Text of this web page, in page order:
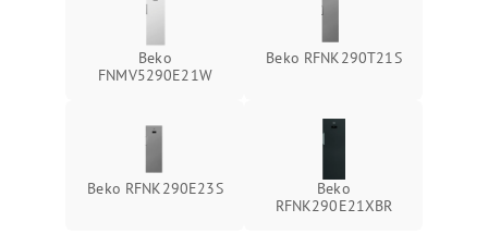
Beko
FNMV5290E21W
Beko RFNK290T21S
Beko RFNK290E23S
Beko
RFNK290E21XBR